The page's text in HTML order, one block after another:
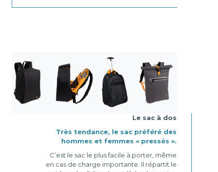
Le sac à dos
Très tendance, le sac préféré des
hommes et femmes « pressés ».
C’est le sac le plus facile à porter, même
en cas de charge importante. Il répartit le